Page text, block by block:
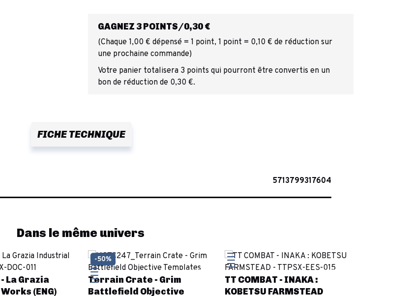
GAGNEZ 3 POINTS/0,30 €
(Chaque 1,00 € dépensé = 1 point, 1 point = 0,10 € de réduction sur
une prochaine commande)
Votre panier totalisera 3 points qui pourront être convertis en un
bon de réduction de 0,30 €.
FICHE TECHNIQUE
5713799317604
Dans le même univers
La Grazia
(ENG)
Terrain Crate - Grim
Battlefield Objective
-50%
TT COMBAT - INAKA :
KOBETSU FARMSTEAD